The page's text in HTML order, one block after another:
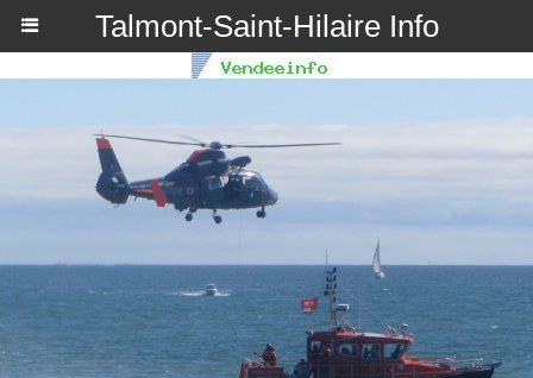
Talmont-Saint-Hilaire Info